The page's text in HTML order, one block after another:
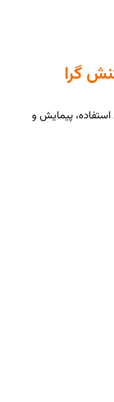
گرا
پیمایش و